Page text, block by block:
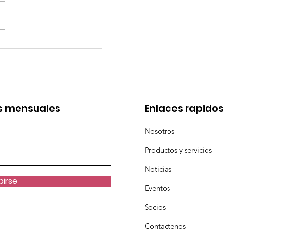
invertirá mil
mensuales Enlaces rapidos
Nosotros
Productos y servicios
Noticias
Eventos
Socios
Contactenos